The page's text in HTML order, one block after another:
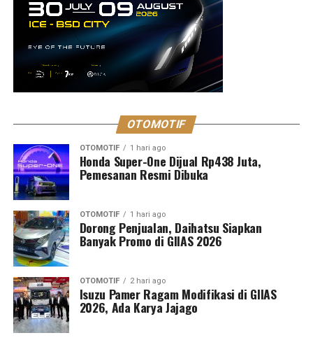
OTOMOTIF
OTOMOTIF 1 hari ago
Honda Super-One Dijual Rp438 Juta,
Pemesanan Resmi Dibuka
OTOMOTIF 1 hari ago
Dorong Penjualan, Daihatsu Siapkan
Banyak Promo di GIIAS 2026
OTOMOTIF 2 hari ago
Isuzu Pamer Ragam Modifikasi di GIIAS
2026, Ada Karya Jajago